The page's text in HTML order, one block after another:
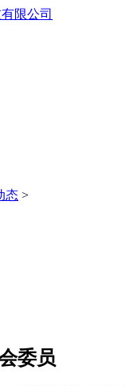
态 >
委员